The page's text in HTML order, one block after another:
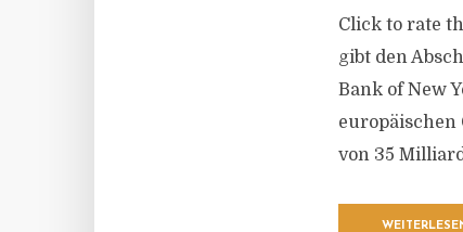
Click to rate
gibt den
Bank of New
europäischen
von 35